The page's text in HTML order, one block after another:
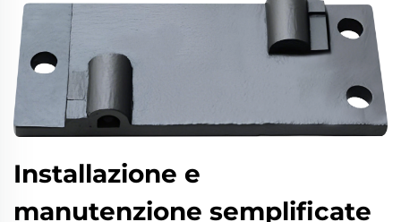
Installazione e
manutenzione semplificate